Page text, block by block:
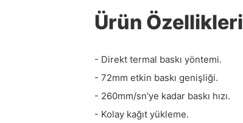
Ürün Özellikleri
- Direkt termal baskı yöntemi.
- 72mm etkin baskı genişliği.
- 260mm/sn'ye kadar baskı hızı.
- Kolay kağıt yükleme.